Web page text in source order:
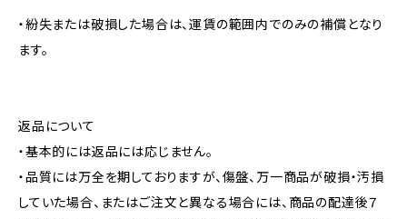
・紛失または破損した場合は、運賃の範囲内でのみの補償となり
ます。
返品について
・基本的には返品には応じません。
・品質には万全を期しておりますが、傷盤、万一商品が破損・汚損
していた場合、またはご注文と異なる場合には、商品の配達後７